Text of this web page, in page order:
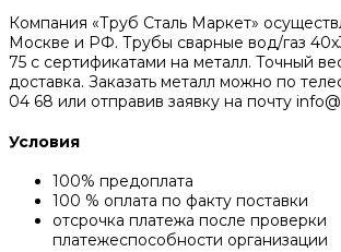
Компания «Труб Сталь Маркет»
Москве и РФ. Трубы сварные вод/газ
75 с сертификатами на металл. Точный
доставка. Заказать металл можно по
04 68 или отправив заявку на почту
Условия
100% предоплата
100 % оплата по факту поставки
отсрочка платежа после проверки
платежеспособности организации